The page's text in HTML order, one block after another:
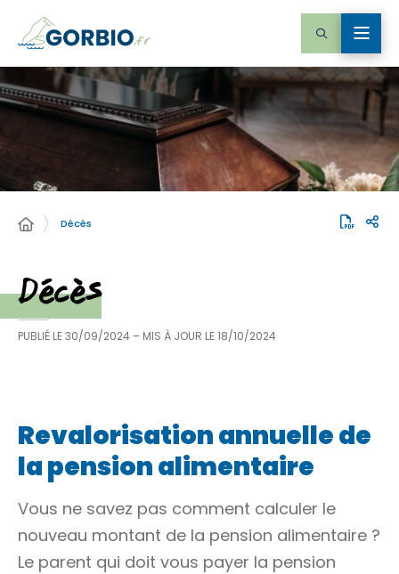
Décès
Décès
PUBLIÉ LE30/09/2024 – MIS À JOUR LE18/10/2024
Revalorisation annuelle de
la pension alimentaire
Vous ne savez pas comment calculer le
nouveau montant de la pension alimentaire ?
Le parent qui doit vous payer la pension